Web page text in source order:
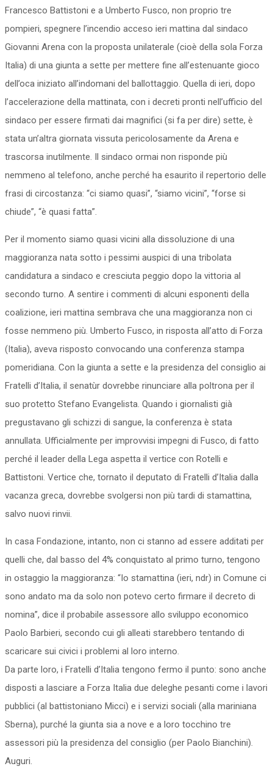
Francesco Battistoni e a Umberto Fusco, non proprio tre
pompieri, spegnere l’incendio acceso ieri mattina dal sindaco
Giovanni Arena con la proposta unilaterale (cioè della sola Forza
Italia) di una giunta a sette per mettere fine all’estenuante gioco
dell’oca iniziato all’indomani del ballottaggio. Quella di ieri, dopo
l’accelerazione della mattinata, con i decreti pronti nell’ufficio del
sindaco per essere firmati dai magnifici (si fa per dire) sette, è
stata un’altra giornata vissuta pericolosamente da Arena e
trascorsa inutilmente. Il sindaco ormai non risponde più
nemmeno al telefono, anche perché ha esaurito il repertorio delle
frasi di circostanza: “ci siamo quasi”, “siamo vicini”, “forse si
chiude”, “è quasi fatta”.
Per il momento siamo quasi vicini alla dissoluzione di una
maggioranza nata sotto i pessimi auspici di una tribolata
candidatura a sindaco e cresciuta peggio dopo la vittoria al
secondo turno. A sentire i commenti di alcuni esponenti della
coalizione, ieri mattina sembrava che una maggioranza non ci
fosse nemmeno più. Umberto Fusco, in risposta all’atto di Forza
(Italia), aveva risposto convocando una conferenza stampa
pomeridiana. Con la giunta a sette e la presidenza del consiglio ai
Fratelli d’Italia, il senatùr dovrebbe rinunciare alla poltrona per il
suo protetto Stefano Evangelista. Quando i giornalisti già
pregustavano gli schizzi di sangue, la conferenza è stata
annullata. Ufficialmente per improvvisi impegni di Fusco, di fatto
perché il leader della Lega aspetta il vertice con Rotelli e
Battistoni. Vertice che, tornato il deputato di Fratelli d’Italia dalla
vacanza greca, dovrebbe svolgersi non più tardi di stamattina,
salvo nuovi rinvii.
In casa Fondazione, intanto, non ci stanno ad essere additati per
quelli che, dal basso del 4% conquistato al primo turno, tengono
in ostaggio la maggioranza: “Io stamattina (ieri, ndr) in Comune ci
sono andato ma da solo non potevo certo firmare il decreto di
nomina”, dice il probabile assessore allo sviluppo economico
Paolo Barbieri, secondo cui gli alleati starebbero tentando di
scaricare sui civici i problemi al loro interno.
Da parte loro, i Fratelli d’Italia tengono fermo il punto: sono anche
disposti a lasciare a Forza Italia due deleghe pesanti come i lavori
pubblici (al battistoniano Micci) e i servizi sociali (alla mariniana
Sberna), purché la giunta sia a nove e a loro tocchino tre
assessori più la presidenza del consiglio (per Paolo Bianchini).
Auguri.